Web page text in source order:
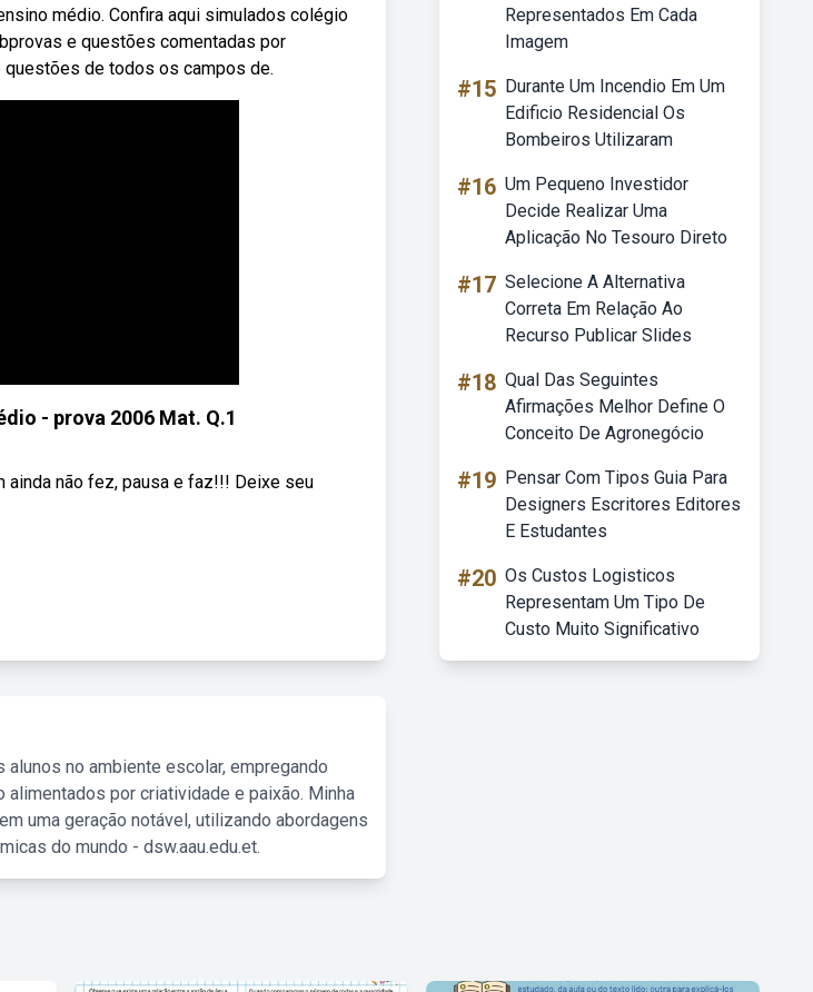
médio. Confira aqui simulados colégio
e questões comentadas por
de todos os campos de.
- prova 2006 Mat. Q.1
ainda não fez, pausa e faz!!! Deixe seu
no ambiente escolar, empregando
por criatividade e paixão. Minha
uma geração notável, utilizando abordagens
do mundo - dsw.aau.edu.et.
Representados Em Cada
Imagem
#15 Durante Um Incendio Em Um
Edificio Residencial Os
Bombeiros Utilizaram
#16 Um Pequeno Investidor
Decide Realizar Uma
Aplicação No Tesouro Direto
#17 Selecione A Alternativa
Correta Em Relação Ao
Recurso Publicar Slides
#18 Qual Das Seguintes
Afirmações Melhor Define O
Conceito De Agronegócio
#19 Pensar Com Tipos Guia Para
Designers Escritores Editores
E Estudantes
#20 Os Custos Logisticos
Representam Um Tipo De
Custo Muito Significativo